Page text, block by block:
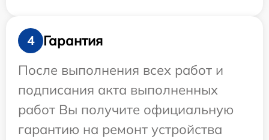
4
Гарантия
После выполнения всех работ и
подписания акта выполненных
работ Вы получите официальную
гарантию на ремонт устройства